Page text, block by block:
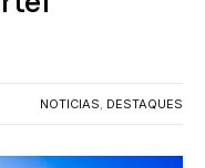
NOTICIAS, DESTAQUES